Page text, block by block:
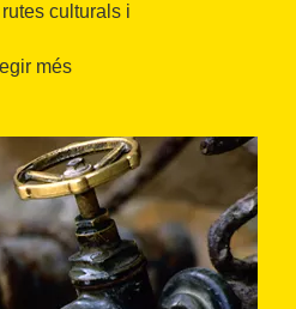
culturals i
la ruta del Cister, la ruta de
més